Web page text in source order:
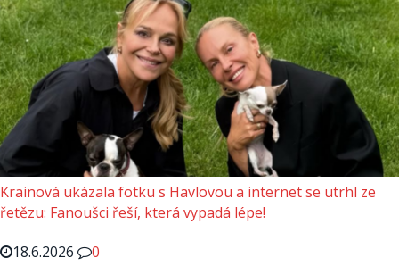
Krainová ukázala fotku s Havlovou a internet se utrhl ze
řetězu: Fanoušci řeší, která vypadá lépe!
18.6.2026
0